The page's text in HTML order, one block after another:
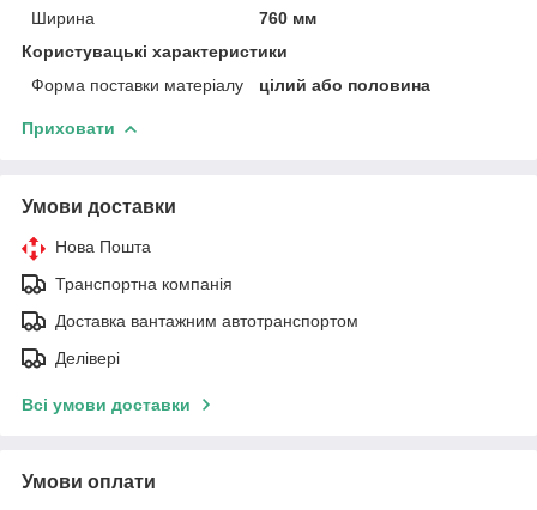
Ширина
760 мм
Користувацькі характеристики
Форма поставки матеріалу
цілий або половина
Приховати
Умови доставки
Нова Пошта
Транспортна компанія
Доставка вантажним автотранспортом
Делівері
Всі умови доставки
Умови оплати